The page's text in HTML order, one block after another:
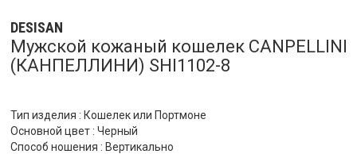
DESISAN
Мужской кожаный кошелек CANPELLINI
(КАНПЕЛЛИНИ) SHI1102-8
Тип изделия : Кошелек или Портмоне
Основной цвет : Черный
Способ ношения : Вертикально